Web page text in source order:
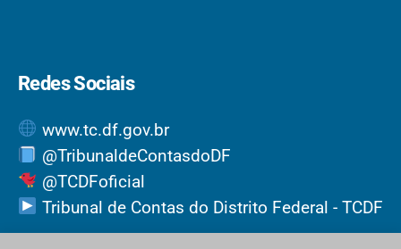
Redes Sociais
www.tc.df.gov.br
@TribunaldeContasdoDF
@TCDFoficial
Tribunal de Contas do Distrito Federal - TCDF